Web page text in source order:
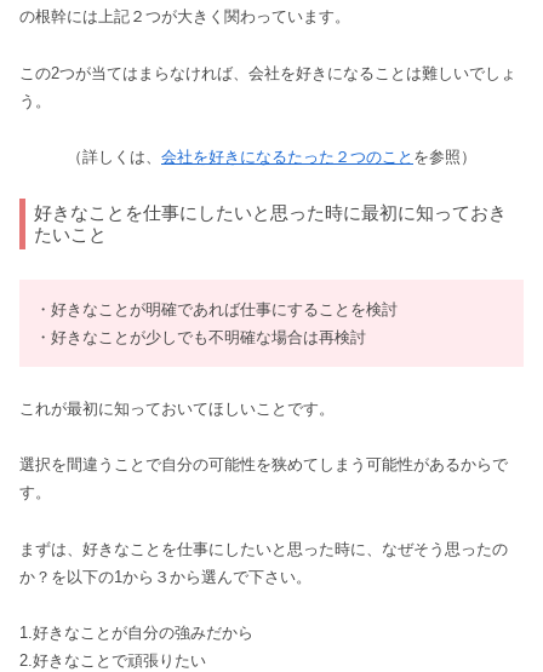
の根幹には上記２つが大きく関わっています。
この2つが当てはまらなければ、会社を好きになることは難しいでしょ
う。
（詳しくは、 会社を好きになるたった２つのこと を参照）
好きなことを仕事にしたいと思った時に最初に知っておき
たいこと
・好きなことが明確であれば仕事にすることを検討
・好きなことが少しでも不明確な場合は再検討
これが最初に知っておいてほしいことです。
選択を間違うことで自分の可能性を狭めてしまう可能性があるからで
す。
まずは、好きなことを仕事にしたいと思った時に、なぜそう思ったの
か？を以下の1から３から選んで下さい。
1.好きなことが自分の強みだから
2.好きなことで頑張りたい